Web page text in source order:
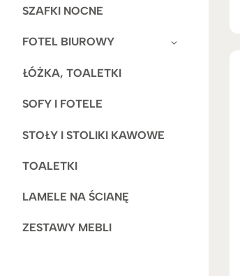
SZAFKI NOCNE
FOTEL BIUROWY
ŁÓŻKA, TOALETKI
SOFY I FOTELE
STOŁY I STOLIKI KAWOWE
TOALETKI
LAMELE NA ŚCIANĘ
ZESTAWY MEBLI